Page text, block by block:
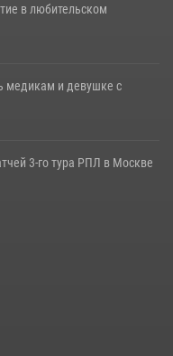
в любительском
медикам и девушке с
3-го тура РПЛ в Москве